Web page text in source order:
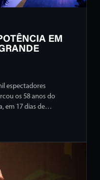
EM
espectadores
os 58 anos do
em 17 dias de